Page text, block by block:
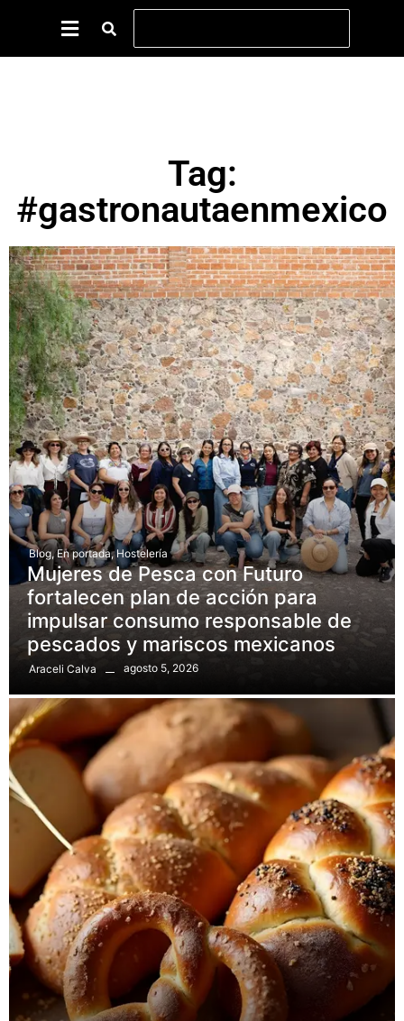
Tag:
#gastronautaenmexico
Blog, En portada, Hostelería
Mujeres de Pesca con Futuro
fortalecen plan de acción para
impulsar consumo responsable de
pescados y mariscos mexicanos
Araceli Calva agosto 5, 2026